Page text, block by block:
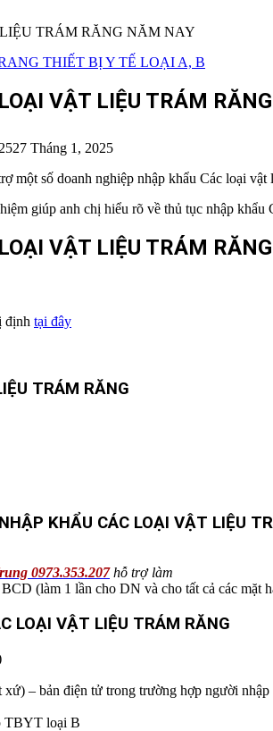
THIẾT BỊ Y TẾ LOẠI A, B
VẬT LIỆU TRÁM
27 Tháng 1, 2025
một số doanh nghiệp nhập khẩu Các loại
giúp anh chị hiểu rõ về thủ tục nhập
VẬT LIỆU TRÁM RĂNG
định tại đây
TRÁM RĂNG
KHẨU CÁC LOẠI VẬT LIỆU
0973.353.207hỗ trợ làm
(làm 1 lần cho DN và cho tất cả các mặt
LOẠI VẬT LIỆU TRÁM RĂNG
– bản điện tử trong trường hợp người
TBYT loại B